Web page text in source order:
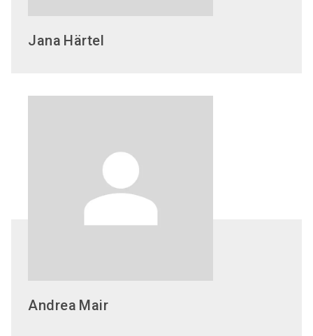
Jana Härtel
Andrea Mair